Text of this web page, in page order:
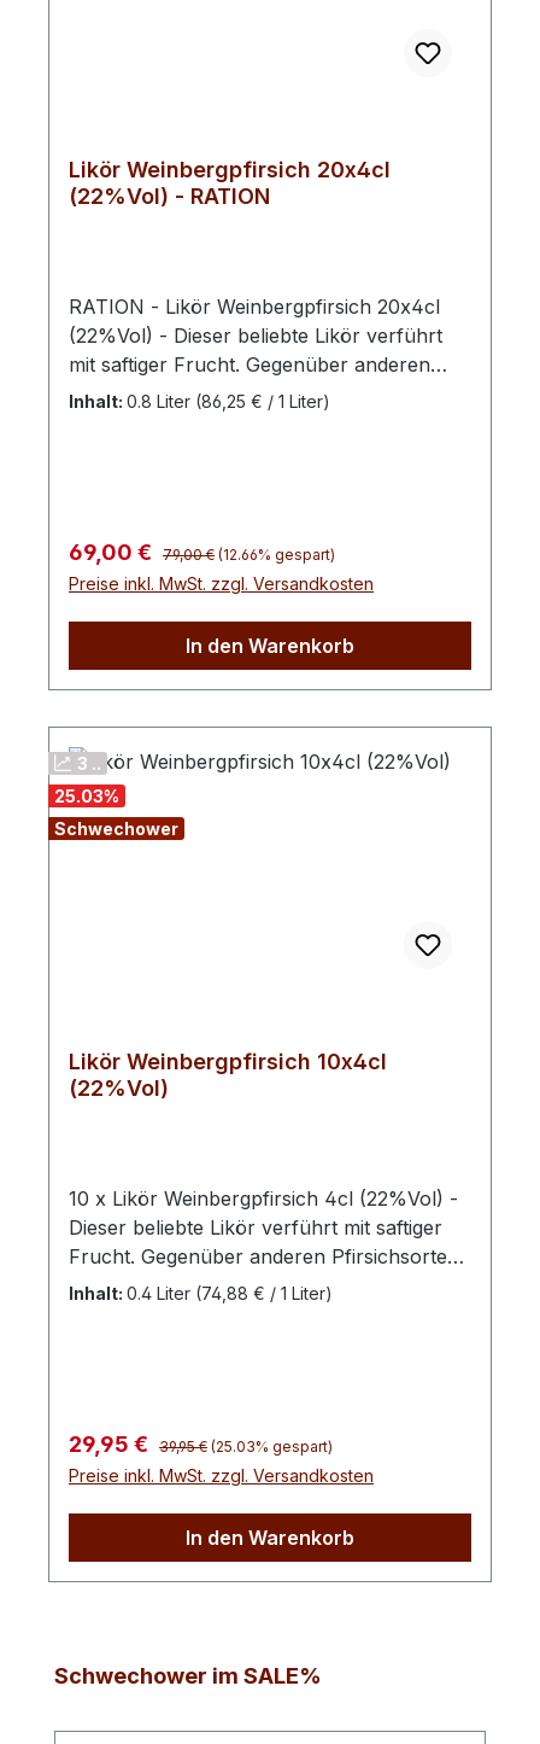
Likör Weinbergpfirsich 20x4cl
(22%Vol) - RATION
RATION - Likör Weinbergpfirsich 20x4cl
(22%Vol) - Dieser beliebte Likör verführt
mit saftiger Frucht. Gegenüber anderen
Pfirsichsorten ist diese nur mit einer
feinen, reifen Weinbergpfirsichen machen
wir zum Ende der Saison unseren beliebten
Weinbergpfirsisch-Likör. Diese
Pfirsichsorten sind gegenüber dem
Inhalt: 0.8 Liter (86,25 € / 1 Liter)
Verkaufspreis:
69,00 € Regulärer Preis:
79,00 € (12.66% gespart)
Preise inkl. MwSt. zzgl. Versandkosten
In den Warenkorb
3 ..
25.03%
Schwechower
Likör Weinbergpfirsich 10x4cl
(22%Vol)
10 x Likör Weinbergpfirsich 4cl (22%Vol) -
Dieser beliebte Likör verführt mit saftiger
Frucht. Gegenüber anderen Pfirsichsorten
ist diese nur mit einer leichten Süße aber
reifen Weinbergpfirsichen machen wir zum
Ende der Saison unseren beliebten
Weinbergpfirsisch-Likör. Diese
Pfirsichsorten sind gegenüber dem
Inhalt: 0.4 Liter (74,88 € / 1 Liter)
Verkaufspreis:
29,95 € Regulärer Preis:
39,95 € (25.03% gespart)
Preise inkl. MwSt. zzgl. Versandkosten
In den Warenkorb
Produktgalerie überspringen
Schwechower im SALE%